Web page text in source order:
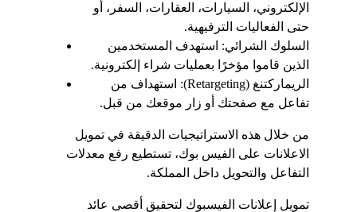
الإلكتروني، السيارات، العقارات، السفر، أو
حتى الفعاليات الترفيهية.
السلوك الشرائي: استهدف المستخدمين
الذين قاموا مؤخرًا بعمليات شراء إلكترونية.
الريماركتنغ (Retargeting): استهداف من
تفاعل مع صفحتك أو زار موقعك من قبل.
من خلال هذه الاستراتيجيات الدقيقة في تمويل
الاعلانات على الفيس بوك، تستطيع رفع معدلات
التفاعل والتحويل داخل المملكة.
تمويل إعلانات الفيسبوك لتحقيق أقصى عائد